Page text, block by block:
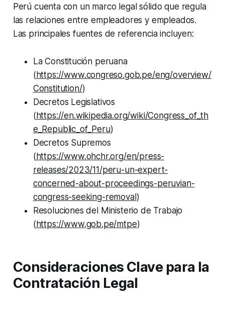
Perú cuenta con un marco legal sólido que regula
las relaciones entre empleadores y empleados.
Las principales fuentes de referencia incluyen:
La Constitución peruana
(https://www.congreso.gob.pe/eng/overview/
Constitution/)
Decretos Legislativos
(https://en.wikipedia.org/wiki/Congress_of_th
e_Republic_of_Peru)
Decretos Supremos
(https://www.ohchr.org/en/press-
releases/2023/11/peru-un-expert-
concerned-about-proceedings-peruvian-
congress-seeking-removal)
Resoluciones del Ministerio de Trabajo
(https://www.gob.pe/mtpe)
Consideraciones Clave para la
Contratación Legal